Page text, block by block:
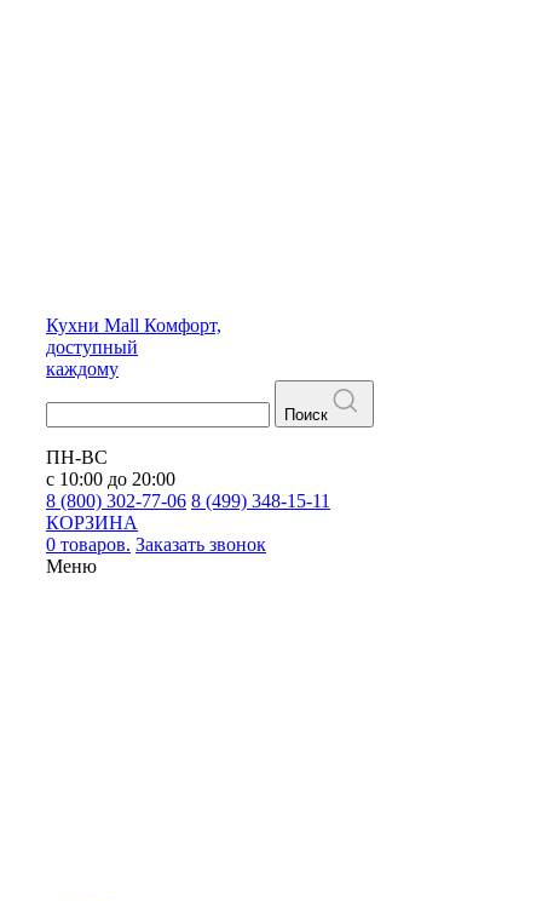
Кухни Mall Комфорт,
доступный
каждому
Поиск
ПН-ВС
с 10:00 до 20:00
8 (800) 302-77-06 8 (499) 348-15-11
КОРЗИНА
0 товаров. Заказать звонок
Меню